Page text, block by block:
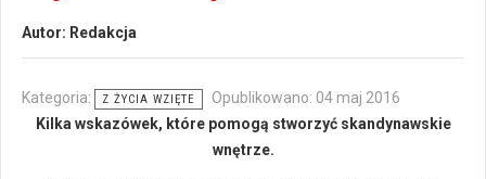
Autor: Redakcja
Kategoria: Z ŻYCIA WZIĘTE
Opublikowano: 04 maj 2016
Kilka wskazówek, które pomogą stworzyć skandynawskie
wnętrze.